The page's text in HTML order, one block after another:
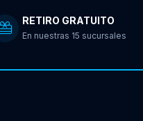
RETIRO GRATUITO
En nuestras 15 sucursales